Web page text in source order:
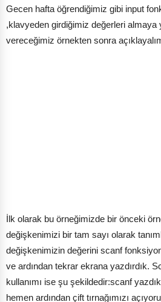
Gecen hafta öğrendiğimiz gibi input
,klavyeden girdiğimiz değerleri almaya
vereceğimiz örnekten sonra
İlk olarak bu örneğimizde bir önceki
değişkenimizi bir tam sayı olarak
değişkenimizin değerini scanf
ve ardından tekrar ekrana yazdırdık.
kullanımı ise şu şekildedir:scanf
hemen ardından çift tırnağımızı